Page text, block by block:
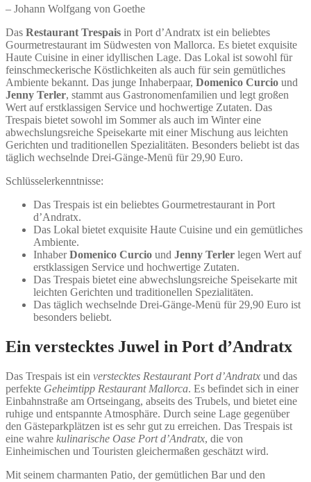
– Johann Wolfgang von Goethe
Das Restaurant Trespais in Port d’Andratx ist ein beliebtes
Gourmetrestaurant im Südwesten von Mallorca. Es bietet exquisite
Haute Cuisine in einer idyllischen Lage. Das Lokal ist sowohl für
feinschmeckerische Köstlichkeiten als auch für sein gemütliches
Ambiente bekannt. Das junge Inhaberpaar, Domenico Curcio und
Jenny Terler, stammt aus Gastronomenfamilien und legt großen
Wert auf erstklassigen Service und hochwertige Zutaten. Das
Trespais bietet sowohl im Sommer als auch im Winter eine
abwechslungsreiche Speisekarte mit einer Mischung aus leichten
Gerichten und traditionellen Spezialitäten. Besonders beliebt ist das
täglich wechselnde Drei-Gänge-Menü für 29,90 Euro.
Schlüsselerkenntnisse:
Das Trespais ist ein beliebtes Gourmetrestaurant in Port
d’Andratx.
Das Lokal bietet exquisite Haute Cuisine und ein gemütliches
Ambiente.
InhaberDomenico Curcio und Jenny Terler legen Wert auf
erstklassigen Service und hochwertige Zutaten.
Das Trespais bietet eine abwechslungsreiche Speisekarte mit
leichten Gerichten und traditionellen Spezialitäten.
Das täglich wechselnde Drei-Gänge-Menü für 29,90 Euro ist
besonders beliebt.
Ein verstecktes Juwel in Port d’Andratx
Das Trespais ist ein verstecktes Restaurant Port d’Andratx und das
perfekte Geheimtipp Restaurant Mallorca. Es befindet sich in einer
Einbahnstraße am Ortseingang, abseits des Trubels, und bietet eine
ruhige und entspannte Atmosphäre. Durch seine Lage gegenüber
den Gästeparkplätzen ist es sehr gut zu erreichen. Das Trespais ist
eine wahre kulinarische Oase Port d’Andratx, die von
Einheimischen und Touristen gleichermaßen geschätzt wird.
Mit seinem charmanten Patio, der gemütlichen Bar und den